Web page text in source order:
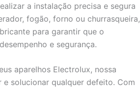
a instalação precisa e segura
fogão, forno ou churrasqueira,
para garantir que o
e segurança.
aparelhos Electrolux, nossa
solucionar qualquer defeito. Com